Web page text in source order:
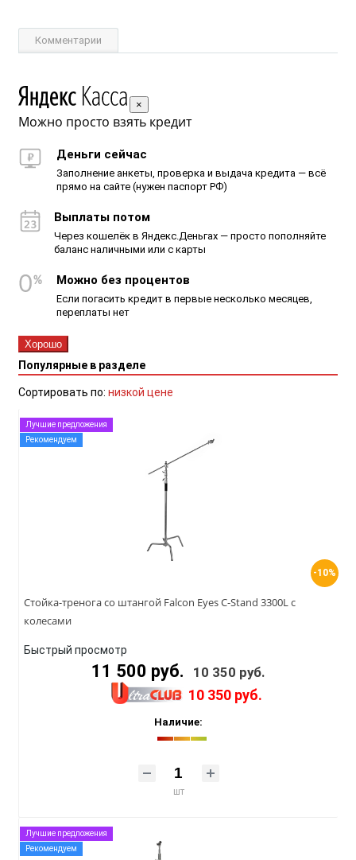
Комментарии
×
Можно просто взять кредит
Деньги сейчас
Заполнение анкеты, проверка и выдача кредита — всё
прямо на сайте (нужен паспорт РФ)
Выплаты потом
Через кошелёк в Яндекс.Деньгах — просто пополняйте
баланс наличными или с карты
Можно без процентов
Если погасить кредит в первые несколько месяцев,
переплаты нет
Хорошо
Популярные в разделе
Сортировать по: низкой цене
-10%
Лучшие предложения
Рекомендуем
Стойка-тренога со штангой Falcon Eyes C-Stand 3300L с
колесами
Быстрый просмотр
11 500 руб. 10 350 руб.
10 350 руб.
Наличие:
шт
Лучшие предложения
Рекомендуем